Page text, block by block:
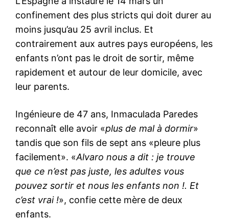
confinement des plus stricts qui doit durer au
moins jusqu’au 25 avril inclus. Et
contrairement aux autres pays européens, les
enfants n’ont pas le droit de sortir, même
rapidement et autour de leur domicile, avec
leur parents.
Ingénieure de 47 ans, Inmaculada Paredes
reconnaît elle avoir «plus de mal à dormir»
tandis que son fils de sept ans «pleure plus
facilement». «Alvaro nous a dit : je trouve
que ce n’est pas juste, les adultes vous
pouvez sortir et nous les enfants non !. Et
c’est vrai !», confie cette mère de deux
enfants.